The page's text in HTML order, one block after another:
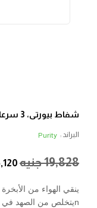
شفاط بيورتى، 3 سرعات، ريموت كنترول، 90 سم، أبيض
البراند : Purity
19,828جنيه
ينقي الهواء من
nيتخلص من الصهد في المطبخ